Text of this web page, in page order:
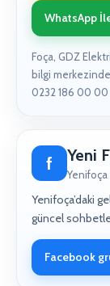
WhatsApp
Foça, GDZ
bilgi merkezinde
0232 186 00 00
f Yeni
Yenifoça’daki
güncel
Facebook